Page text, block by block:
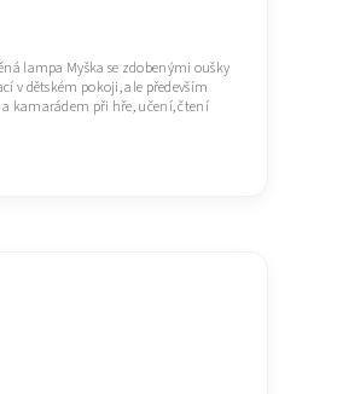
lampa Myška se zdobenými oušky
v dětském pokoji, ale především
kamarádem při hře, učení, čtení